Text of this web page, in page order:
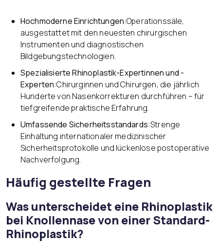
Hochmoderne Einrichtungen:Operationssäle,
ausgestattet mit den neuesten chirurgischen
Instrumenten und diagnostischen
Bildgebungstechnologien.
Spezialisierte Rhinoplastik-Expertinnen und -
Experten:Chirurginnen und Chirurgen, die jährlich
Hunderte von Nasenkorrekturen durchführen – für
tiefgreifende praktische Erfahrung.
Umfassende Sicherheitsstandards:Strenge
Einhaltung internationaler medizinischer
Sicherheitsprotokolle und lückenlose postoperative
Nachverfolgung.
Häufig gestellte Fragen
Was unterscheidet eine Rhinoplastik
bei Knollennase von einer Standard-
Rhinoplastik?